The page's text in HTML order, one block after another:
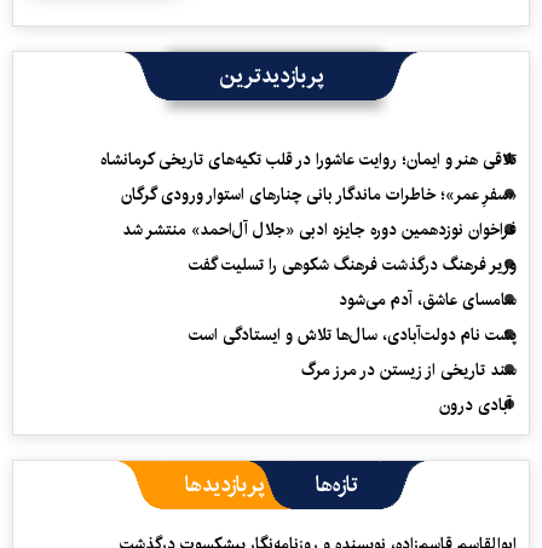
پربازدیدترین
تلاقی هنر و ایمان؛ روایت عاشورا در قلب تکیه‌های تاریخی کرمانشاه
«سفرِ عمر»؛ خاطرات ماندگار بانی چنارهای استوار ورودی گرگان
فراخوان نوزدهمین دوره جایزه ادبی «جلال آل‌احمد» منتشر شد
وزیر فرهنگ درگذشت فرهنگ شکوهی را تسلیت گفت
سامسای عاشق، آدم می‌شود
پشت نام دولت‌آبادی، سال‌ها تلاش و ایستادگی است
سند تاریخی از زیستن در مرز مرگ
آبادی درون
تازه‌ها پربازدیدها